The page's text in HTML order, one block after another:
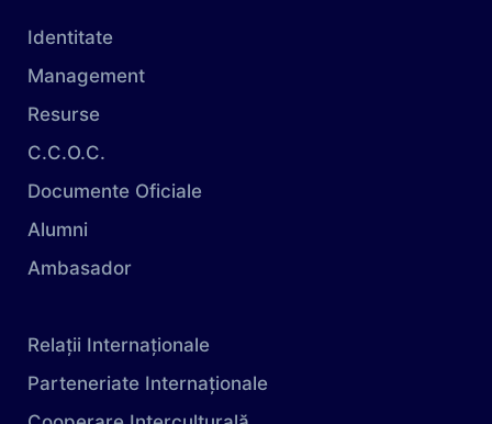
Identitate
Management
Resurse
C.C.O.C.
Documente Oficiale
Alumni
Ambasador
Relații Internaționale
Parteneriate Internaționale